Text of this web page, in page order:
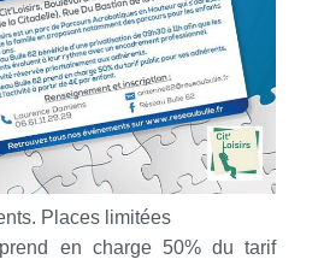
Places limitées
en charge 50% du tarif